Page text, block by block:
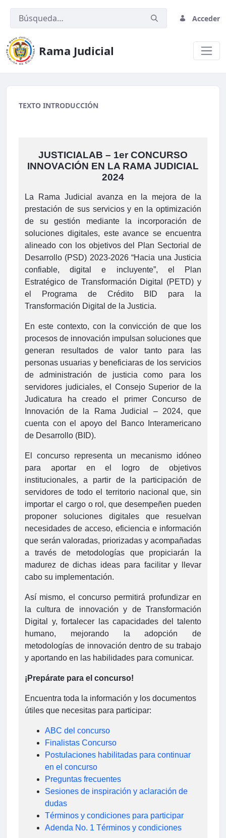
Acceder
Rama Judicial
migracion2
TEXTO INTRODUCCIÓN
JUSTICIALAB – 1er CONCURSO
INNOVACIÓN EN LA RAMA JUDICIAL
2024
La Rama Judicial avanza en la mejora de la
prestación de sus servicios y en la optimización
de su gestión mediante la incorporación de
soluciones digitales, este avance se encuentra
alineado con los objetivos del Plan Sectorial de
Desarrollo (PSD) 2023-2026 “Hacia una Justicia
confiable, digital e incluyente”, el Plan
Estratégico de Transformación Digital (PETD) y
el Programa de Crédito BID para la
Transformación Digital de la Justicia.
En este contexto, con la convicción de que los
procesos de innovación impulsan soluciones que
generan resultados de valor tanto para las
personas usuarias y beneficiaras de los servicios
de administración de justicia como para los
servidores judiciales, el Consejo Superior de la
Judicatura ha creado el primer Concurso de
Innovación de la Rama Judicial – 2024, que
cuenta con el apoyo del Banco Interamericano
de Desarrollo (BID).
El concurso representa un mecanismo idóneo
para aportar en el logro de objetivos
institucionales, a partir de la participación de
servidores de todo el territorio nacional que, sin
importar el cargo o rol, que desempeñen pueden
proponer soluciones digitales que resuelvan
necesidades de acceso, eficiencia e información
que serán valoradas, priorizadas y acompañadas
a través de metodologías que propiciarán la
madurez de dichas ideas para facilitar y llevar
cabo su implementación.
Así mismo, el concurso permitirá profundizar en
la cultura de innovación y de Transformación
Digital y, fortalecer las capacidades del talento
humano, mejorando la adopción de
metodologías de innovación dentro de su trabajo
y aportando en las habilidades para comunicar.
¡Prepárate para el concurso!
Encuentra toda la información y los documentos
útiles que necesitas para participar:
ABC del concurso
Finalistas Concurso
Postulaciones habilitadas para continuar
en el concurso
Preguntas frecuentes
Sesiones de inspiración y aclaración de
dudas
Términos y condiciones para participar
Adenda No. 1 Términos y condiciones